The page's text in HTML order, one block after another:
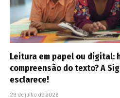
Leitura em papel ou digital:
compreensão do texto? A
esclarece!
29 de julho de 2026